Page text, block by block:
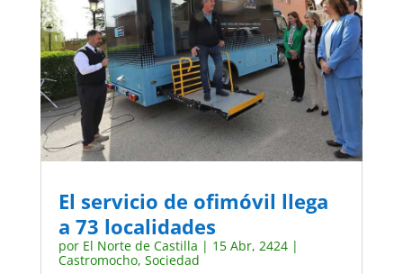
El servicio de ofimóvil llega
a 73 localidades
por El Norte de Castilla | 15 Abr, 2424|
Castromocho, Sociedad